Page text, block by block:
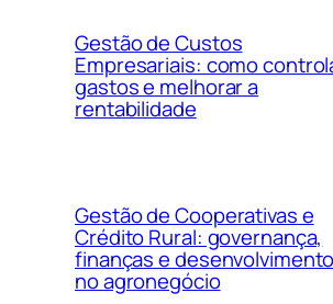
Gestão de Custos
Empresariais: como
gastos e melhorar a
rentabilidade
Gestão de Cooperativas e
Crédito Rural: governança,
finanças e desenvolvimento
no agronegócio